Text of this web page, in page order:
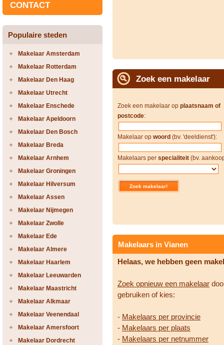
CONTACT
Populaire steden
Makelaar Amsterdam
Makelaar Rotterdam
Makelaar Den Haag
Makelaar Utrecht
Makelaar Enschede
Makelaar Apeldoorn
Makelaar Den Bosch
Makelaar Breda
Makelaar Arnhem
Makelaar Groningen
Makelaar Hilversum
Makelaar Assen
Makelaar Nijmegen
Makelaar Zwolle
Makelaar Ede
Makelaar Almere
Makelaar Haarlem
Makelaar Leeuwarden
Makelaar Maastricht
Makelaar Alkmaar
Makelaar Veenendaal
Makelaar Amersfoort
Makelaar Dordrecht
Zoek een makelaar
Zoek een makelaar op plaatsnaam of
postcode:
Makelaar op woord (bv. 'deeldienst'):
Makelaars per specialiteit (bv.
Makelaars in Vianen
Helaas, we hebben geen
Zoek opnieuw een makelaar
gebruiken of kies:
- Makelaars per provincie
- Makelaars per plaats
- Makelaars per netnummer